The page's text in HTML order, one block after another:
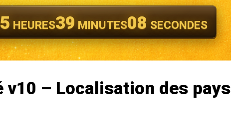
HEURES39 MINUTES06 SECONDES
v10 – Localisation des pays